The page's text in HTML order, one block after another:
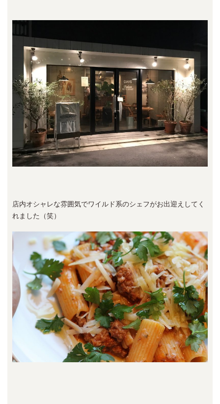
店内オシャレな雰囲気でワイルド系のシェフがお出迎えしてく
れました（笑）